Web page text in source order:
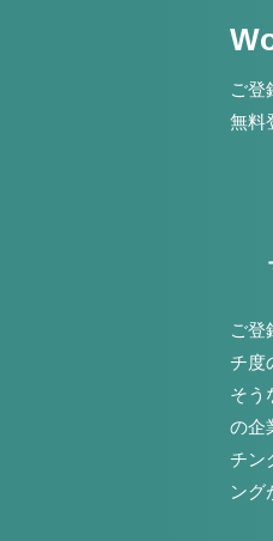
ご登
無料
ご登
チ度
そう
の企
チン
ング